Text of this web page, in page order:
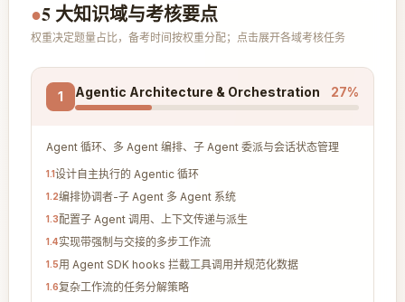
●5 大知识域与考核要点
权重决定题量占比，备考时间按权重分配；点击展开各域考核任务
1 Agentic Architecture & Orchestration 27%
Agent 循环、多 Agent 编排、子 Agent 委派与会话状态管理
1.1设计自主执行的 Agentic 循环
1.2编排协调者-子 Agent 多 Agent 系统
1.3配置子 Agent 调用、上下文传递与派生
1.4实现带强制与交接的多步工作流
1.5用 Agent SDK hooks 拦截工具调用并规范化数据
1.6复杂工作流的任务分解策略